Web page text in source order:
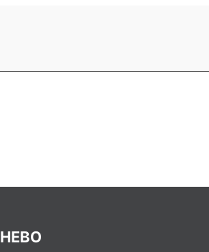
HEBO